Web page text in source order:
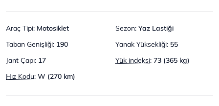
Araç Tipi: Motosiklet Sezon: Yaz Lastiği
Taban Genişliği: 190 Yanak Yüksekliği: 55
Jant Çapı: 17 Yük indeksi: 73 (365 kg)
Hız Kodu: W (270 km)